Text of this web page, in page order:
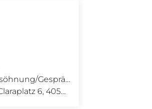
Beichte und Versöhnung/Gespräch
St. Clara, Kirche, Claraplatz 6, 4058 Basel